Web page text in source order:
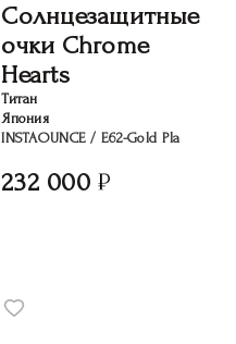
Солнцезащитные
очки Chrome
Hearts
Титан
Япония
INSTAOUNCE / E62-Gold Pla
232 000